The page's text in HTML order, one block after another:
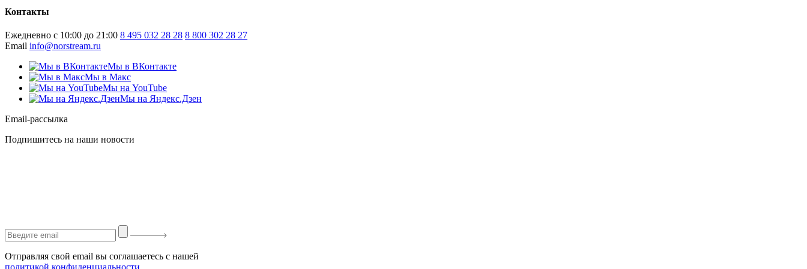
Контакты
Ежедневно с 10:00 до 21:00 8 495 032 28 28 8 800 302 28 27
Email info@norstream.ru
Мы в ВКонтакте
Мы в Макс
Мы на YouTube
Мы на Яндекс.Дзен
Email-рассылка
Подпишитесь на наши новости
Отправляя свой email вы соглашаетесь с нашей